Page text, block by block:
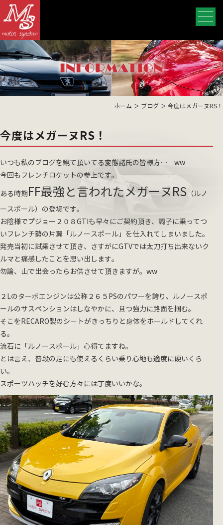
ホーム ＞ ブログ ＞ 今度はメガーヌRS！
今度はメガーヌRS！
いつも私のブログを観て頂いてる変態諸氏の皆様方… ww
今回もフレンチロケットの参上です。
ある時期 FF最強と言われたメガーヌRS （ルノ
ースポール）の登場です。
お陰様でプジョー２０８GTIも早々にご契約頂き、調子に乗ってつ
いフレンチ勢の片翼「ルノースポール」を仕入れてしまいました。
発売当初に試乗させて頂き、さすがにGTVでは太刀打ち出来ないク
ルマと痛感したことを思い出します。
勿論、山で出会ったらお供させて頂きますが。ww
２Lのターボエンジンは公称２６５PSのパワーを誇り、ルノースポ
ールのサスペンションはしなやかに、且つ強力に路面を掴む。
そこをRECARO製のシートがきっちりと身体をホールドしてくれ
る。
流石に「ルノースポール」心得てますね。
とは言え、普段の足にも使えるくらい乗り心地も適度に硬いくら
い。
スポーツハッチを好む方々には丁度いいかな。